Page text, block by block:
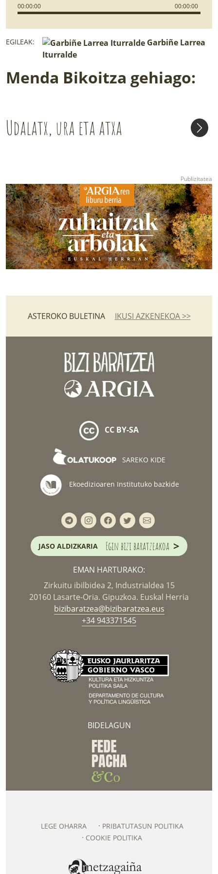
00:00:00 00:00:00
EGILEAK:
Garbiñe Larrea
Iturralde
Menda Bikoitza gehiago:
Udalatx, ura eta atxa
ASTEROKO BULETINA IKUSI AZKENEKOA >>
CC BY-SA
SAREKO KIDE
Ekoedizioaren Institutuko bazkide
JASO ALDIZKARIA Egin bizi baratzeakoa >
EMAN HARTURAKO:
Zirkuitu ibilbidea 2, Industrialdea 15
20160 Lasarte-Oria. Gipuzkoa. Euskal Herria
bizibaratzea@bizibaratzea.eus
+34 943371545
BIDELAGUN
LEGE OHARRA
PRIBATUTASUN POLITIKA
COOKIE POLITIKA